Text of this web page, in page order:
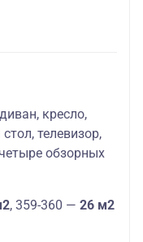
кресло,
телевизор,
обзорных
, 359-360 — 26 м2